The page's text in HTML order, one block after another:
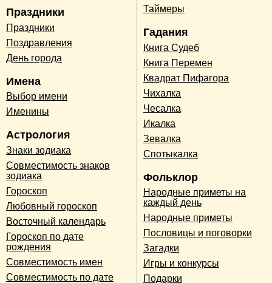
Праздники
Праздники
Поздравления
День города
Имена
Выбор имени
Именины
Астрология
Знаки зодиака
Совместимость знаков
зодиака
Гороскоп
Любовный гороскоп
Восточный календарь
Гороскоп по дате
рождения
Совместимость имен
Совместимость по дате
Таймеры
Гадания
Книга Судеб
Книга Перемен
Квадрат Пифагора
Чихалка
Чесалка
Икалка
Зевалка
Спотыкалка
Фольклор
Народные приметы на
каждый день
Народные приметы
Пословицы и поговорки
Загадки
Игры и конкурсы
Подарки